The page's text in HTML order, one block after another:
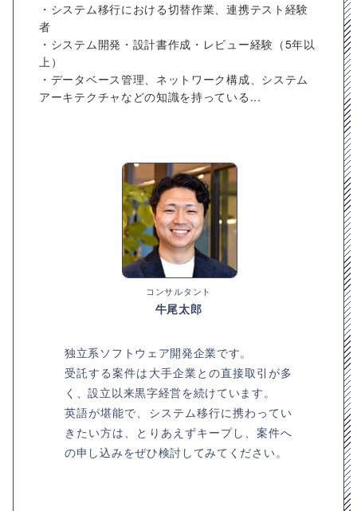
・システム移行における切替作業、連携テスト経験
者
・システム開発・設計書作成・レビュー経験（5年以
上）
・データベース管理、ネットワーク構成、システム
アーキテクチャなどの知識を持っている...
コンサルタント
牛尾太郎
独立系ソフトウェア開発企業です。
受託する案件は大手企業との直接取引が多
く、設立以来黒字経営を続けています。
英語が堪能で、システム移行に携わってい
きたい方は、とりあえずキープし、案件へ
の申し込みをぜひ検討してみてください。